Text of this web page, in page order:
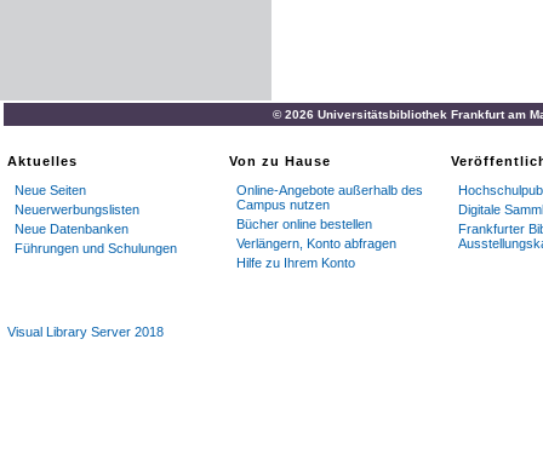
© 2026 Universitätsbibliothek Frankfurt am
Aktuelles
Neue Seiten
Neuerwerbungslisten
Neue Datenbanken
Führungen und Schulungen
Von zu Hause
Online-Angebote außerhalb des
Campus nutzen
Bücher online bestellen
Verlängern, Konto abfragen
Hilfe zu Ihrem Konto
Digitale
Frankfurter
Visual Library Server 2018